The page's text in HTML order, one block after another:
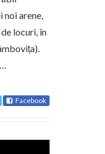
noi arene,
locuri, în
Facebook